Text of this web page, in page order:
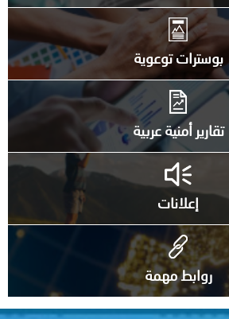
بوسترات توعوية
تقارير أمنية عربية
إعلانات
روابط مهمة